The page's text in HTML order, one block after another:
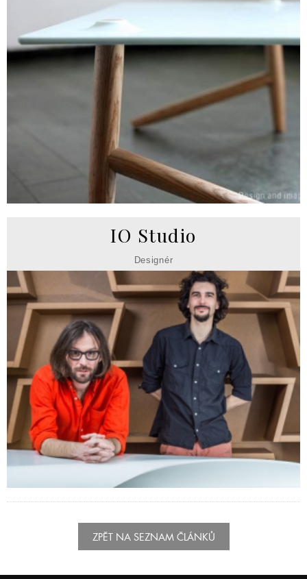
IO Studio
Designér
ZPĚT NA SEZNAM ČLÁNKŮ